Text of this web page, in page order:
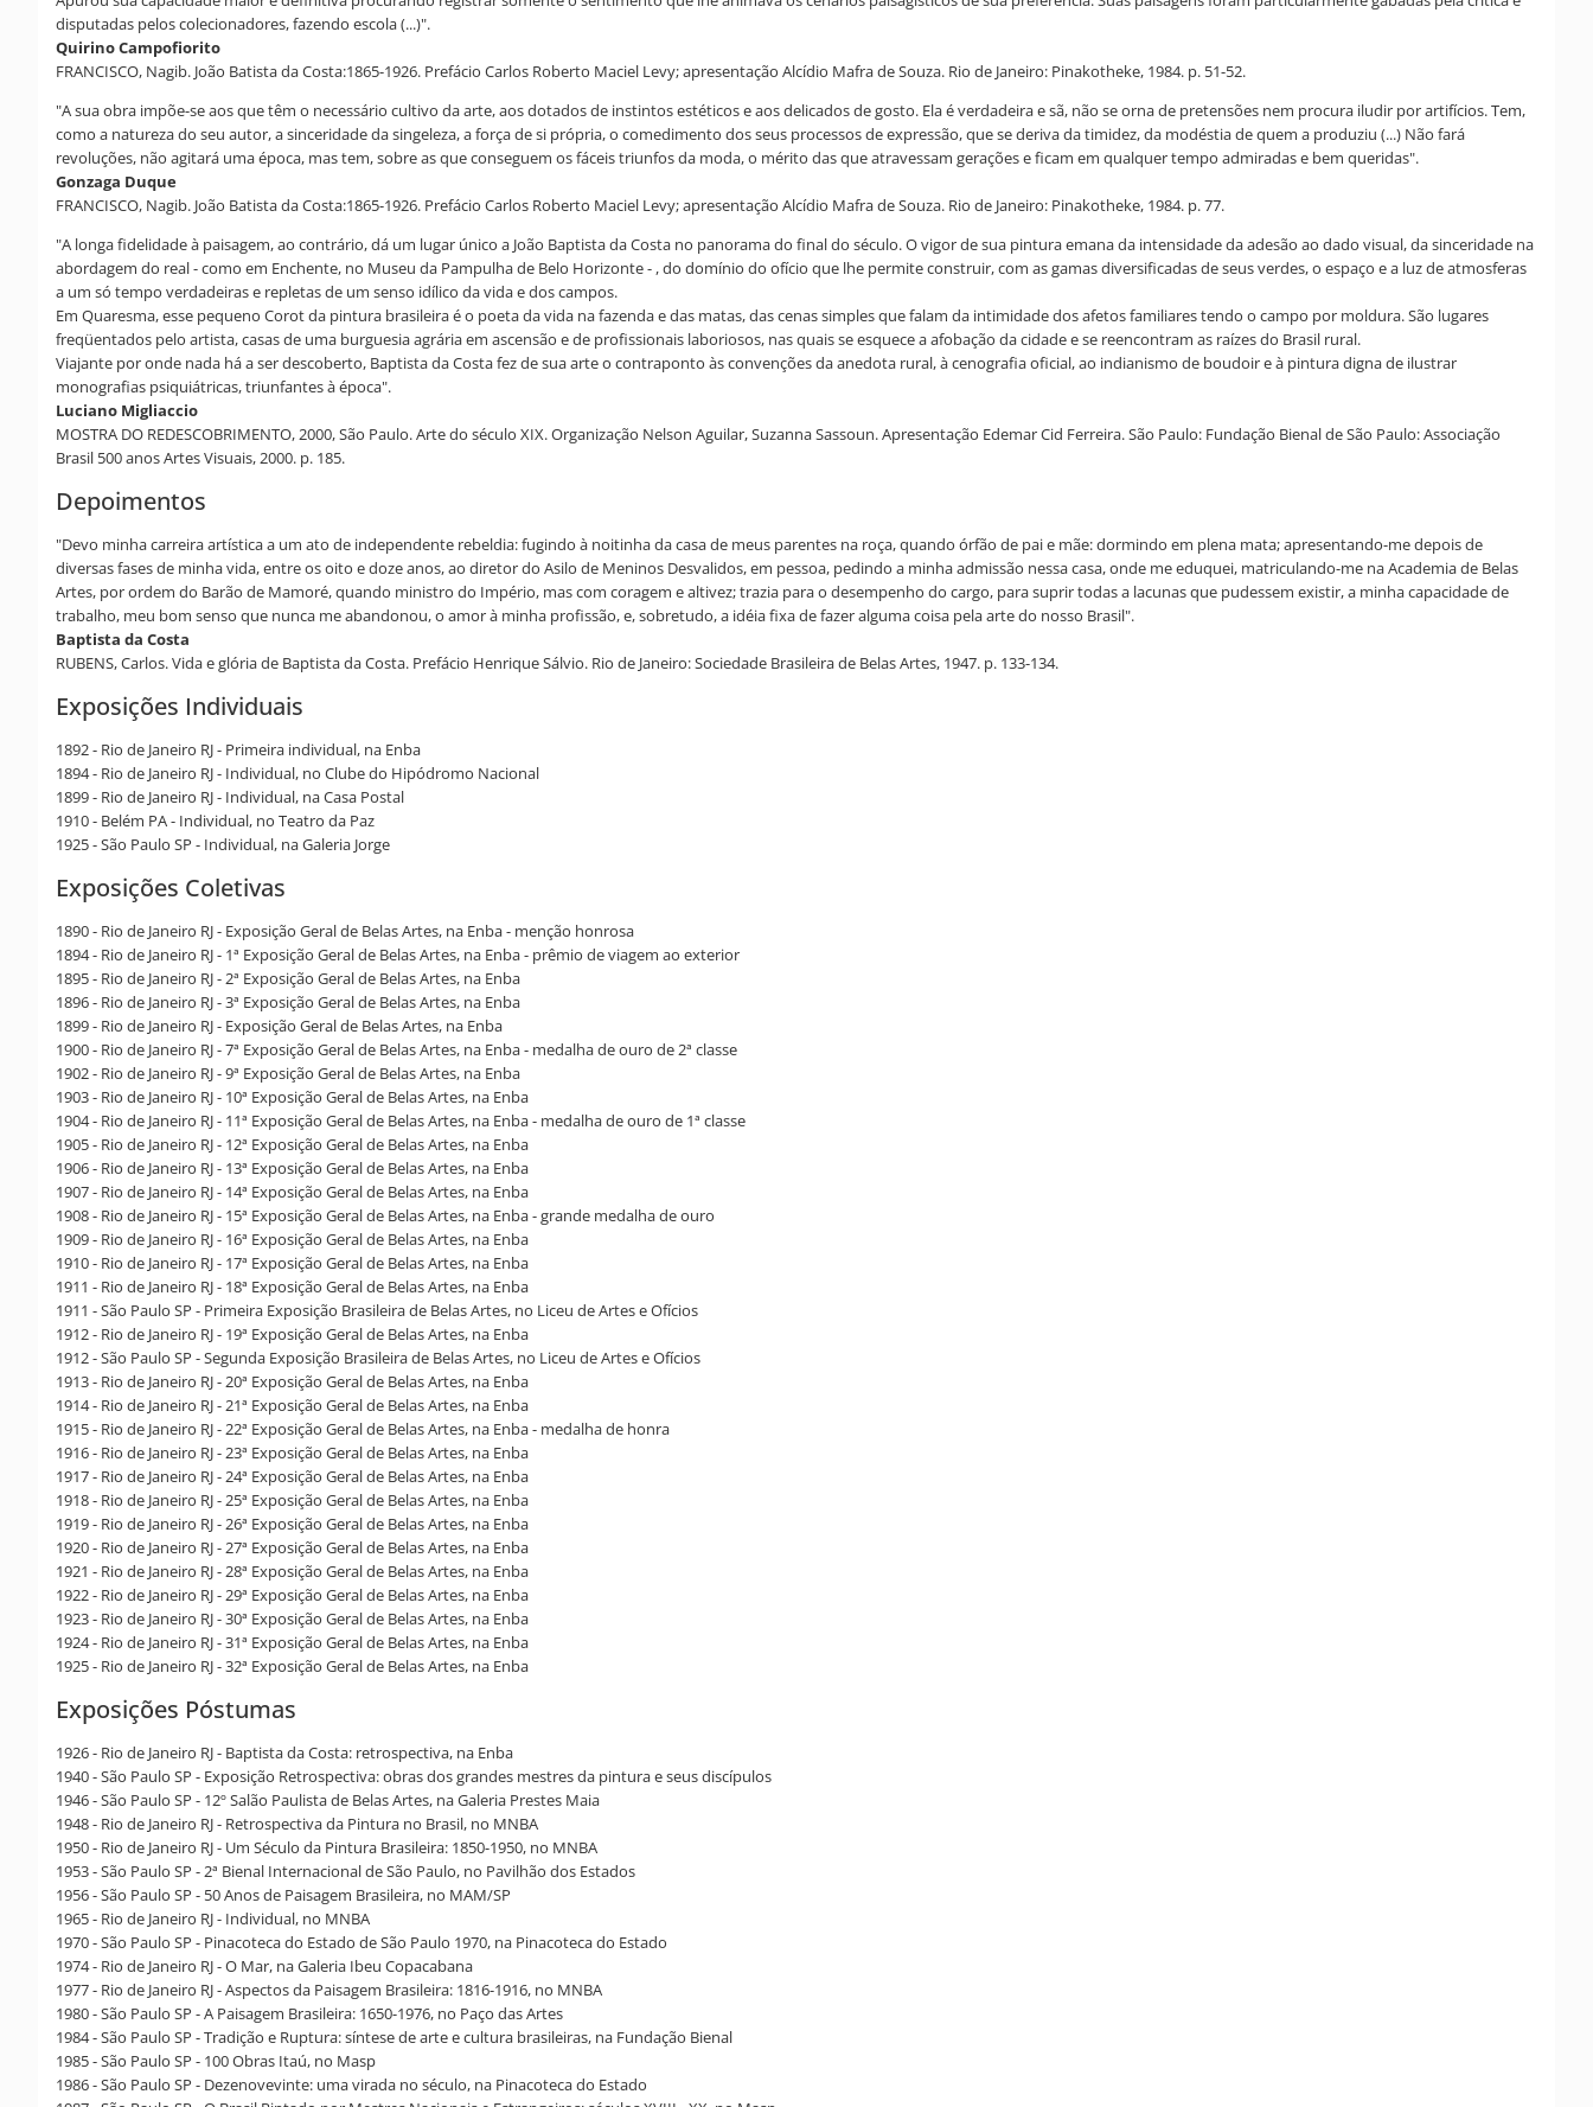
disputadas pelos colecionadores, fazendo escola (...)".
Quirino Campofiorito
FRANCISCO, Nagib. João Batista da Costa:1865-1926. Prefácio Carlos Roberto Maciel Levy; apresentação Alcídio Mafra de Souza. Rio de Janeiro: Pinakotheke, 1984. p. 51-52.
"A sua obra impõe-se aos que têm o necessário cultivo da arte, aos dotados de instintos estéticos e aos delicados de gosto. Ela é verdadeira e sã, não se orna de pretensões nem procura iludir por artifícios. Tem,
como a natureza do seu autor, a sinceridade da singeleza, a força de si própria, o comedimento dos seus processos de expressão, que se deriva da timidez, da modéstia de quem a produziu (...) Não fará
revoluções, não agitará uma época, mas tem, sobre as que conseguem os fáceis triunfos da moda, o mérito das que atravessam gerações e ficam em qualquer tempo admiradas e bem queridas".
Gonzaga Duque
FRANCISCO, Nagib. João Batista da Costa:1865-1926. Prefácio Carlos Roberto Maciel Levy; apresentação Alcídio Mafra de Souza. Rio de Janeiro: Pinakotheke, 1984. p. 77.
"A longa fidelidade à paisagem, ao contrário, dá um lugar único a João Baptista da Costa no panorama do final do século. O vigor de sua pintura emana da intensidade da adesão ao dado visual, da sinceridade na
abordagem do real - como em Enchente, no Museu da Pampulha de Belo Horizonte - , do domínio do ofício que lhe permite construir, com as gamas diversificadas de seus verdes, o espaço e a luz de atmosferas
a um só tempo verdadeiras e repletas de um senso idílico da vida e dos campos.
Em Quaresma, esse pequeno Corot da pintura brasileira é o poeta da vida na fazenda e das matas, das cenas simples que falam da intimidade dos afetos familiares tendo o campo por moldura. São lugares
freqüentados pelo artista, casas de uma burguesia agrária em ascensão e de profissionais laboriosos, nas quais se esquece a afobação da cidade e se reencontram as raízes do Brasil rural.
Viajante por onde nada há a ser descoberto, Baptista da Costa fez de sua arte o contraponto às convenções da anedota rural, à cenografia oficial, ao indianismo de boudoir e à pintura digna de ilustrar
monografias psiquiátricas, triunfantes à época".
Luciano Migliaccio
MOSTRA DO REDESCOBRIMENTO, 2000, São Paulo. Arte do século XIX. Organização Nelson Aguilar, Suzanna Sassoun. Apresentação Edemar Cid Ferreira. São Paulo: Fundação Bienal de São Paulo: Associação
Brasil 500 anos Artes Visuais, 2000. p. 185.
Depoimentos
"Devo minha carreira artística a um ato de independente rebeldia: fugindo à noitinha da casa de meus parentes na roça, quando órfão de pai e mãe: dormindo em plena mata; apresentando-me depois de
diversas fases de minha vida, entre os oito e doze anos, ao diretor do Asilo de Meninos Desvalidos, em pessoa, pedindo a minha admissão nessa casa, onde me eduquei, matriculando-me na Academia de Belas
Artes, por ordem do Barão de Mamoré, quando ministro do Império, mas com coragem e altivez; trazia para o desempenho do cargo, para suprir todas a lacunas que pudessem existir, a minha capacidade de
trabalho, meu bom senso que nunca me abandonou, o amor à minha profissão, e, sobretudo, a idéia fixa de fazer alguma coisa pela arte do nosso Brasil".
Baptista da Costa
RUBENS, Carlos. Vida e glória de Baptista da Costa. Prefácio Henrique Sálvio. Rio de Janeiro: Sociedade Brasileira de Belas Artes, 1947. p. 133-134.
Exposições Individuais
1892 - Rio de Janeiro RJ - Primeira individual, na Enba
1894 - Rio de Janeiro RJ - Individual, no Clube do Hipódromo Nacional
1899 - Rio de Janeiro RJ - Individual, na Casa Postal
1910 - Belém PA - Individual, no Teatro da Paz
1925 - São Paulo SP - Individual, na Galeria Jorge
Exposições Coletivas
1890 - Rio de Janeiro RJ - Exposição Geral de Belas Artes, na Enba - menção honrosa
1894 - Rio de Janeiro RJ - 1ª Exposição Geral de Belas Artes, na Enba - prêmio de viagem ao exterior
1895 - Rio de Janeiro RJ - 2ª Exposição Geral de Belas Artes, na Enba
1896 - Rio de Janeiro RJ - 3ª Exposição Geral de Belas Artes, na Enba
1899 - Rio de Janeiro RJ - Exposição Geral de Belas Artes, na Enba
1900 - Rio de Janeiro RJ - 7ª Exposição Geral de Belas Artes, na Enba - medalha de ouro de 2ª classe
1902 - Rio de Janeiro RJ - 9ª Exposição Geral de Belas Artes, na Enba
1903 - Rio de Janeiro RJ - 10ª Exposição Geral de Belas Artes, na Enba
1904 - Rio de Janeiro RJ - 11ª Exposição Geral de Belas Artes, na Enba - medalha de ouro de 1ª classe
1905 - Rio de Janeiro RJ - 12ª Exposição Geral de Belas Artes, na Enba
1906 - Rio de Janeiro RJ - 13ª Exposição Geral de Belas Artes, na Enba
1907 - Rio de Janeiro RJ - 14ª Exposição Geral de Belas Artes, na Enba
1908 - Rio de Janeiro RJ - 15ª Exposição Geral de Belas Artes, na Enba - grande medalha de ouro
1909 - Rio de Janeiro RJ - 16ª Exposição Geral de Belas Artes, na Enba
1910 - Rio de Janeiro RJ - 17ª Exposição Geral de Belas Artes, na Enba
1911 - Rio de Janeiro RJ - 18ª Exposição Geral de Belas Artes, na Enba
1911 - São Paulo SP - Primeira Exposição Brasileira de Belas Artes, no Liceu de Artes e Ofícios
1912 - Rio de Janeiro RJ - 19ª Exposição Geral de Belas Artes, na Enba
1912 - São Paulo SP - Segunda Exposição Brasileira de Belas Artes, no Liceu de Artes e Ofícios
1913 - Rio de Janeiro RJ - 20ª Exposição Geral de Belas Artes, na Enba
1914 - Rio de Janeiro RJ - 21ª Exposição Geral de Belas Artes, na Enba
1915 - Rio de Janeiro RJ - 22ª Exposição Geral de Belas Artes, na Enba - medalha de honra
1916 - Rio de Janeiro RJ - 23ª Exposição Geral de Belas Artes, na Enba
1917 - Rio de Janeiro RJ - 24ª Exposição Geral de Belas Artes, na Enba
1918 - Rio de Janeiro RJ - 25ª Exposição Geral de Belas Artes, na Enba
1919 - Rio de Janeiro RJ - 26ª Exposição Geral de Belas Artes, na Enba
1920 - Rio de Janeiro RJ - 27ª Exposição Geral de Belas Artes, na Enba
1921 - Rio de Janeiro RJ - 28ª Exposição Geral de Belas Artes, na Enba
1922 - Rio de Janeiro RJ - 29ª Exposição Geral de Belas Artes, na Enba
1923 - Rio de Janeiro RJ - 30ª Exposição Geral de Belas Artes, na Enba
1924 - Rio de Janeiro RJ - 31ª Exposição Geral de Belas Artes, na Enba
1925 - Rio de Janeiro RJ - 32ª Exposição Geral de Belas Artes, na Enba
Exposições Póstumas
1926 - Rio de Janeiro RJ - Baptista da Costa: retrospectiva, na Enba
1940 - São Paulo SP - Exposição Retrospectiva: obras dos grandes mestres da pintura e seus discípulos
1946 - São Paulo SP - 12º Salão Paulista de Belas Artes, na Galeria Prestes Maia
1948 - Rio de Janeiro RJ - Retrospectiva da Pintura no Brasil, no MNBA
1950 - Rio de Janeiro RJ - Um Século da Pintura Brasileira: 1850-1950, no MNBA
1953 - São Paulo SP - 2ª Bienal Internacional de São Paulo, no Pavilhão dos Estados
1956 - São Paulo SP - 50 Anos de Paisagem Brasileira, no MAM/SP
1965 - Rio de Janeiro RJ - Individual, no MNBA
1970 - São Paulo SP - Pinacoteca do Estado de São Paulo 1970, na Pinacoteca do Estado
1974 - Rio de Janeiro RJ - O Mar, na Galeria Ibeu Copacabana
1977 - Rio de Janeiro RJ - Aspectos da Paisagem Brasileira: 1816-1916, no MNBA
1980 - São Paulo SP - A Paisagem Brasileira: 1650-1976, no Paço das Artes
1984 - São Paulo SP - Tradição e Ruptura: síntese de arte e cultura brasileiras, na Fundação Bienal
1985 - São Paulo SP - 100 Obras Itaú, no Masp
1986 - São Paulo SP - Dezenovevinte: uma virada no século, na Pinacoteca do Estado